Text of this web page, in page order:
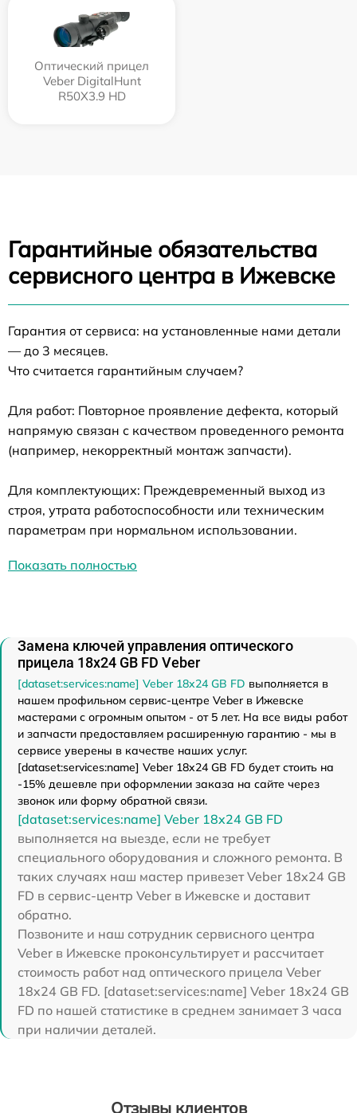
Оптический прицел
Veber DigitalHunt
R50X3.9 HD
Гарантийные обязательства
сервисного центра в Ижевске
Гарантия от сервиса: на установленные нами детали
— до 3 месяцев.
Что считается гарантийным случаем?
Для работ: Повторное проявление дефекта, который
напрямую связан с качеством проведенного ремонта
(например, некорректный монтаж запчасти).
Для комплектующих: Преждевременный выход из
строя, утрата работоспособности или техническим
параметрам при нормальном использовании.
Показать полностью
Замена ключей управления оптического
прицела 18x24 GB FD Veber
[dataset:services:name] Veber 18x24 GB FD выполняется в
нашем профильном сервис-центре Veber в Ижевске
мастерами с огромным опытом - от 5 лет. На все виды работ
и запчасти предоставляем расширенную гарантию - мы в
сервисе уверены в качестве наших услуг.
[dataset:services:name] Veber 18x24 GB FD будет стоить на
-15% дешевле при оформлении заказа на сайте через
звонок или форму обратной связи.
[dataset:services:name] Veber 18x24 GB FD
выполняется на выезде, если не требует
специального оборудования и сложного ремонта. В
таких случаях наш мастер привезет Veber 18x24 GB
FD в сервис-центр Veber в Ижевске и доставит
обратно.
Позвоните и наш сотрудник сервисного центра
Veber в Ижевске проконсультирует и рассчитает
стоимость работ над оптического прицела Veber
18x24 GB FD. [dataset:services:name] Veber 18x24 GB
FD по нашей статистике в среднем занимает 3 часа
при наличии деталей.
Отзывы клиентов